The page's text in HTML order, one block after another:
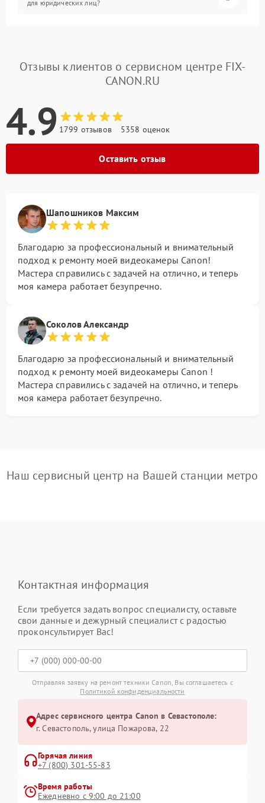
для юридических лиц?
Отзывы клиентов о сервисном центре FIX-
CANON.RU
4.9 1799 отзывов 5358 оценок
Оставить отзыв
Шапошников Максим
Благодарю за профессиональный и внимательный
подход к ремонту моей видеокамеры Canon!
Мастера справились с задачей на отлично, и теперь
моя камера работает безупречно.
Соколов Александр
Благодарю за профессиональный и внимательный
подход к ремонту моей видеокамеры Canon !
Мастера справились с задачей на отлично, и теперь
моя камера работает безупречно.
Наш сервисный центр на Вашей станции метро
Контактная информация
Если требуется задать вопрос специалисту, оставьте
свои данные и дежурный специалист с радостью
проконсультирует Вас!
Отправляя заявку на ремонт техники Canon, Вы соглашаетесь с
Политикой конфиденциальности
Адрес сервисного центра Canon в Севастополе:
г. Севастополь, улица Пожарова, 22
Горячая линия
+7 (800) 301-55-83
Время работы
Ежедневно с 9:00 до 21:00